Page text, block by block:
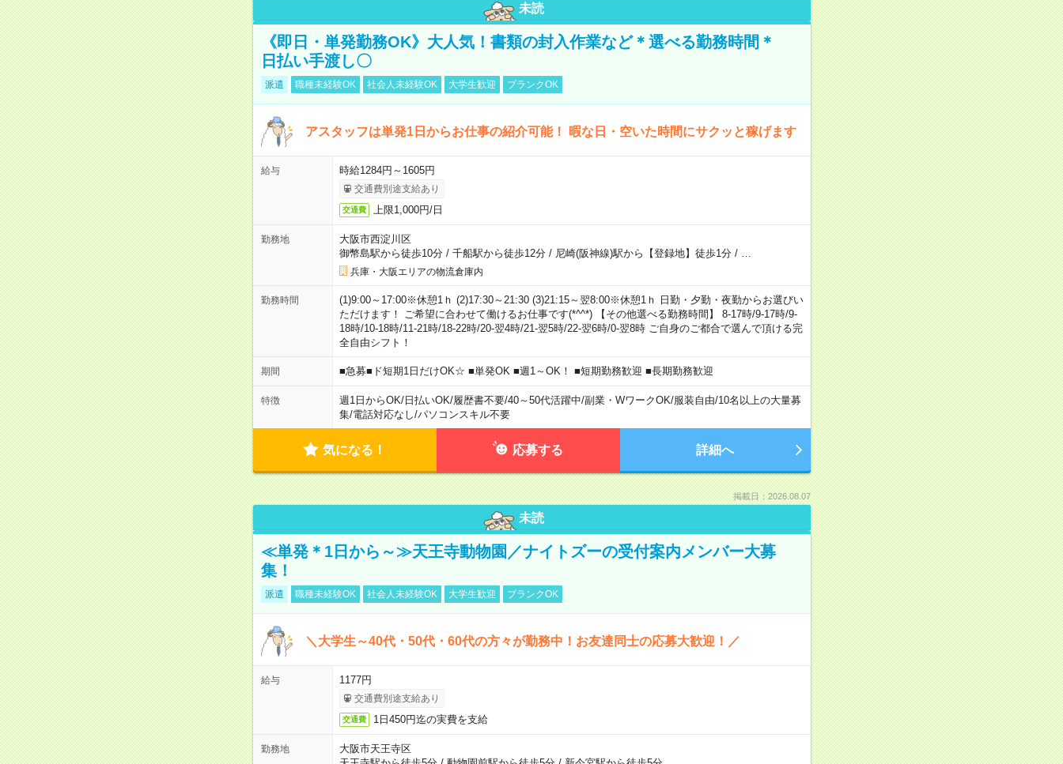
未読
《即日・単発勤務OK》大人気！書類の封入作業など＊選べる勤務時間＊
日払い手渡し〇
派遣 職種未経験OK 社会人未経験OK 大学生歓迎 ブランクOK
アスタッフは単発1日からお仕事の紹介可能！ 暇な日・空いた時間にサクッと稼げます
給与 時給1284円～1605円
交通費別途支給あり
交通費 上限1,000円/日
勤務地
大阪市西淀川区
御幣島駅から徒歩10分/ 千船駅から徒歩12分/ 尼崎(阪神線)駅から【登録地】徒歩1分/
兵庫・大阪エリアの物流倉庫内
勤務時間
(1)9:00～17:00※休憩1ｈ (2)17:30～21:30 (3)21:15～翌8:00※休憩1ｈ 日勤・夕勤・夜勤からお選びい
ただけます！ ご希望に合わせて働けるお仕事です(*^^*) 【その他選べる勤務時間】 8-17時/9-17時/9-
18時/10-18時/11-21時/18-22時/20-翌4時/21-翌5時/22-翌6時/0-翌8時 ご自身のご都合で選んで頂ける完
全自由シフト！
期間 ■急募■ド短期1日だけOK☆ ■単発OK ■週1～OK！ ■短期勤務歓迎 ■長期勤務歓迎
特徴 週1日からOK/日払いOK/履歴書不要/40～50代活躍中/副業・WワークOK/服装自由/10名以上の大量募
集/電話対応なし/パソコンスキル不要
気になる！ 応募する 詳細へ
掲載日：2026.08.07
未読
≪単発＊1日から～≫天王寺動物園／ナイトズーの受付案内メンバー大募
集！
派遣 職種未経験OK 社会人未経験OK 大学生歓迎 ブランクOK
＼大学生～40代・50代・60代の方々が勤務中！お友達同士の応募大歓迎！／
給与 1177円
交通費別途支給あり
交通費 1日450円迄の実費を支給
勤務地
大阪市天王寺区